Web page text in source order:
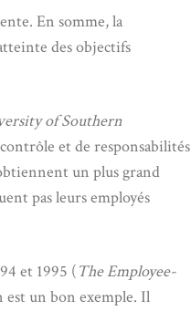
En somme, la
des objectifs
of Southern
et de responsabilités
un plus grand
pas leurs employés
et 1995 (The Employee-
est un bon exemple. Il